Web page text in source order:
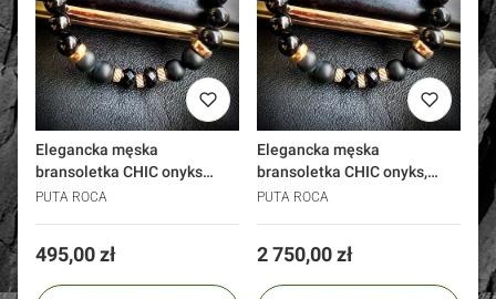
Elegancka męska
bransoletka CHIC onyks
srebro 925 złoto
PUTA ROCA
Cena
495,00 zł
Elegancka męska
bransoletka CHIC onyks,
złoto 585
PUTA ROCA
Cena
2 750,00 zł